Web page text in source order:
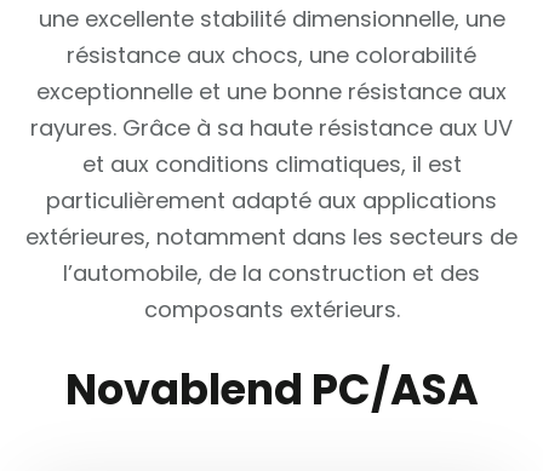
une excellente stabilité dimensionnelle, une
résistance aux chocs, une colorabilité
exceptionnelle et une bonne résistance aux
rayures. Grâce à sa haute résistance aux UV
et aux conditions climatiques, il est
particulièrement adapté aux applications
extérieures, notamment dans les secteurs de
l’automobile, de la construction et des
composants extérieurs.
Novablend PC/ASA